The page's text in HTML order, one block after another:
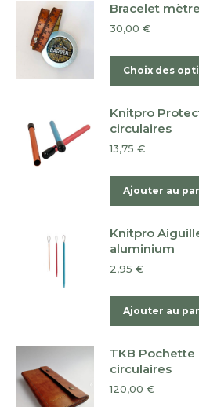
Bracelet
30,00 €
Choix des
Knitpro
circulaires
13,75 €
Ajouter au
Knitpro
aluminium
2,95 €
Ajouter au
TKB
circulaires
120,00 €